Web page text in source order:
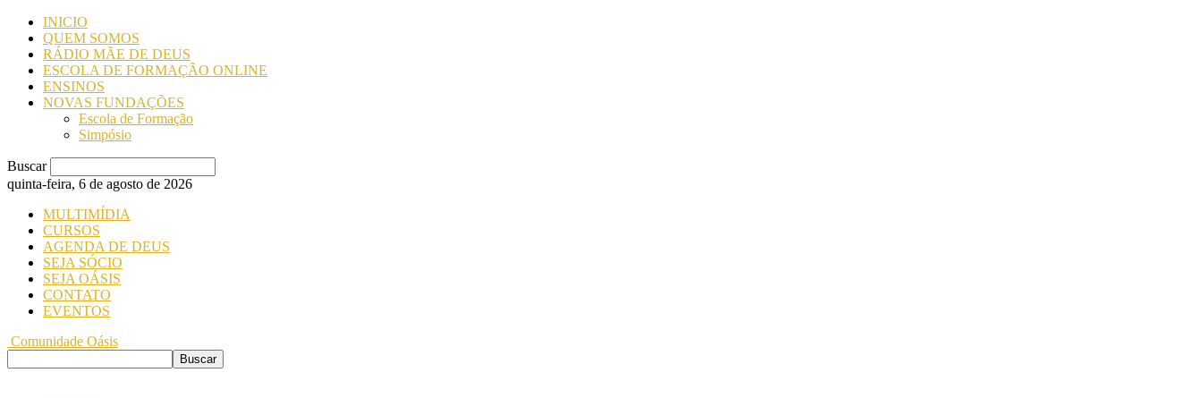
INICIO
QUEM SOMOS
RÁDIO MÃE DE DEUS
ESCOLA DE FORMAÇÃO ONLINE
ENSINOS
NOVAS FUNDAÇÕES
Escola de Formação
Simpósio
Buscar
quinta-feira, 6 de agosto de 2026
MULTIMÍDIA
CURSOS
AGENDA DE DEUS
SEJA SÓCIO
SEJA OÁSIS
CONTATO
EVENTOS
Comunidade Oásis